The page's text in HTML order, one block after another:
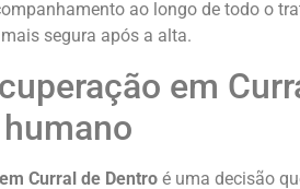
ao longo de todo o
segura após a alta.
em
Curral de Dentro é uma decisão